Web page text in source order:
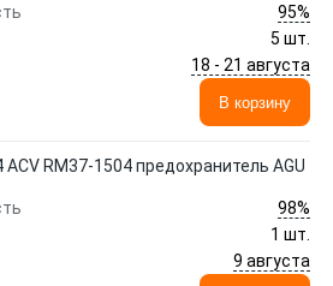
95%
5 шт.
18 - 21 августа
В корзину
ACV RM37-1504 предохранитель AGU
98%
1 шт.
9 августа